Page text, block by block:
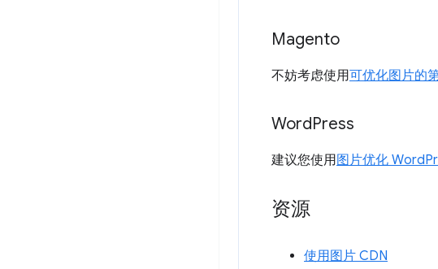
Magento
不妨考虑使用可优化图片的
WordPress
建议您使用图片优化
资源
使用图片 CDN